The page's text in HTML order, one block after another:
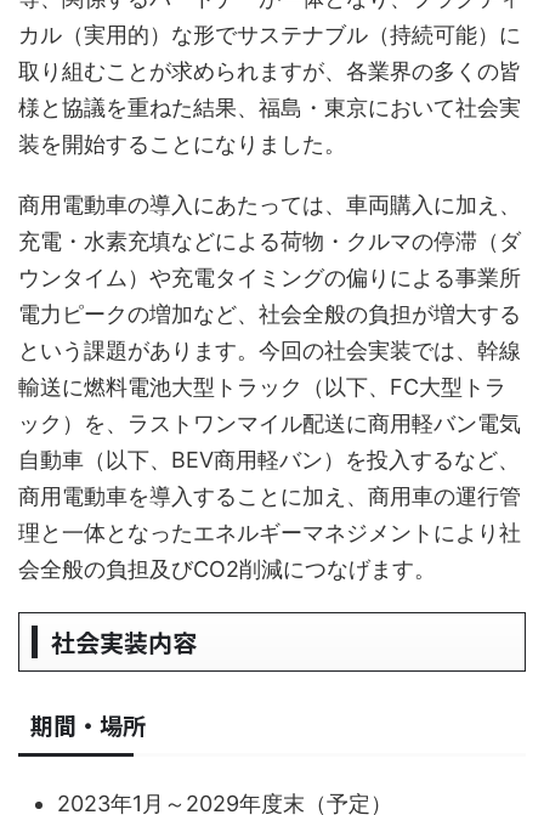
カル（実用的）な形でサステナブル（持続可能）に
取り組むことが求められますが、各業界の多くの皆
様と協議を重ねた結果、福島・東京において社会実
装を開始することになりました。
商用電動車の導入にあたっては、車両購入に加え、
充電・水素充填などによる荷物・クルマの停滞（ダ
ウンタイム）や充電タイミングの偏りによる事業所
電力ピークの増加など、社会全般の負担が増大する
という課題があります。今回の社会実装では、幹線
輸送に燃料電池大型トラック（以下、FC大型トラ
ック）を、ラストワンマイル配送に商用軽バン電気
自動車（以下、BEV商用軽バン）を投入するなど、
商用電動車を導入することに加え、商用車の運行管
理と一体となったエネルギーマネジメントにより社
会全般の負担及びCO2削減につなげます。
社会実装内容
期間・場所
2023年1月～2029年度末（予定）